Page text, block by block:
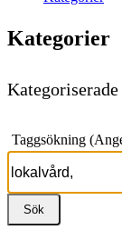
Kategorier
Taggsökning